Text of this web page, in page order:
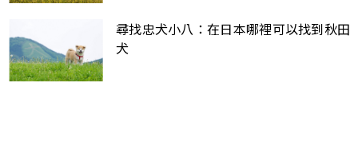
尋找忠犬小八：在日本哪裡可以找到秋田
犬